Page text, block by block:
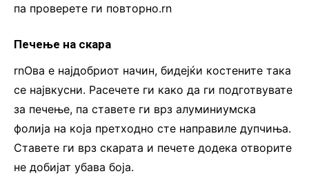
па проверете ги повторно.rn
Печење на скара
rnОва е најдобриот начин, бидејќи костените така
се највкусни. Расечете ги како да ги подготвувате
за печење, па ставете ги врз алуминиумска
фолија на која претходно сте направиле дупчиња.
Ставете ги врз скарата и печете додека отворите
не добијат убава боја.